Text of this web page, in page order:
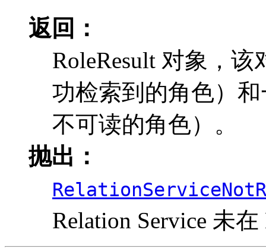
返回：
RoleResult 对象，
功检索到的角色）和
不可读的角色）。
抛出：
Relation Service 未